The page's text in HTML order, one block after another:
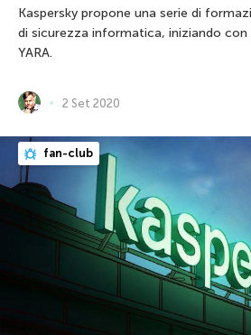
Kaspersky propone una serie di
di sicurezza informatica, iniziando
YARA.
2 Set 2020
fan-club